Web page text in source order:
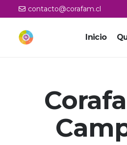
contacto@corafam.cl
Inicio